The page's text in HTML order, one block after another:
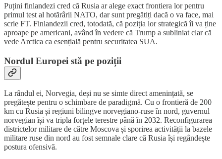
Puțini finlandezi cred că Rusia ar alege exact frontiera lor pentru
primul test al hotărârii NATO, dar sunt pregătiți dacă o va face, mai
scrie FT. Finlandezii cred, totodată, că poziția lor strategică îi va ține
aproape pe americani, având în vedere că Trump a subliniat clar că
vede Arctica ca esențială pentru securitatea SUA.
Nordul Europei stă pe poziții
La rândul ei, Norvegia, deși nu se simte direct amenințată, se
pregătește pentru o schimbare de paradigmă. Cu o frontieră de 200
km cu Rusia și regiuni bilingve norvegiano-ruse în nord, guvernul
norvegian își va tripla forțele terestre până în 2032. Reconfigurarea
districtelor militare de către Moscova și sporirea activității la bazele
militare ruse din nord au fost semnale clare că Rusia își regândește
postura ofensivă.